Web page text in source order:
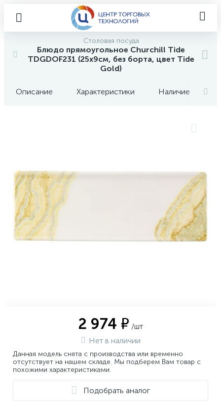
Столовая посуда
Блюдо прямоугольное Churchill Tide
TDGDOF231 (25х9см, без борта, цвет Tide
Gold)
Описание Характеристики Наличие
2 974 ₽ /шт
Нет в наличии
Данная модель снята с производства или временно
отсутствует на нашем складе. Мы подберем Вам товар с
похожими характеристиками.
Подобрать аналог